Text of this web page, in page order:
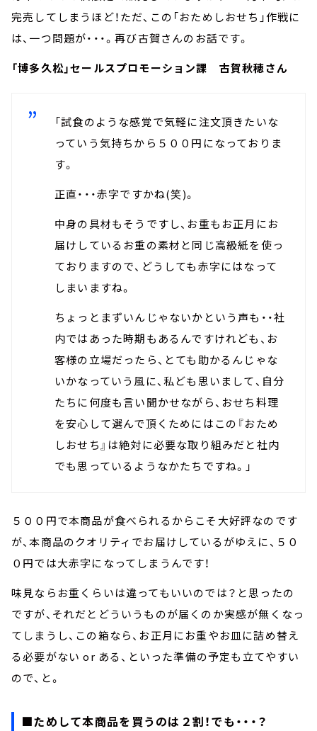
完売してしまうほど！ただ、この「おためしおせち」作戦に
は、一つ問題が・・・。再び古賀さんのお話です。
「博多久松」セールスプロモーション課 古賀秋穂さん
「試食のような感覚で気軽に注文頂きたいな
っていう気持ちから５００円になっておりま
す。
正直・・・赤字ですかね(笑)。
中身の具材もそうですし、お重もお正月にお
届けしているお重の素材と同じ高級紙を使っ
ておりますので、どうしても赤字にはなって
しまいますね。
ちょっとまずいんじゃないかという声も・・社
内ではあった時期もあるんですけれども、お
客様の立場だったら、とても助かるんじゃな
いかなっていう風に、私ども思いまして、自分
たちに何度も言い聞かせながら、おせち料理
を安心して選んで頂くためにはこの『おため
しおせち』は絶対に必要な取り組みだと社内
でも思っているようなかたちですね。」
５００円で本商品が食べられるからこそ大好評なのです
が、本商品のクオリティでお届けしているがゆえに、５０
０円では大赤字になってしまうんです！
味見ならお重くらいは違ってもいいのでは？と思ったの
ですが、それだとどういうものが届くのか実感が無くなっ
てしまうし、この箱なら、お正月にお重やお皿に詰め替え
る必要がない or ある、といった準備の予定も立てやすい
ので、と。
■ためして本商品を買うのは２割！でも・・・？